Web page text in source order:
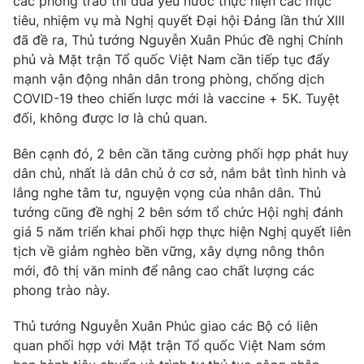
® Cấm sao chép dưới mọi hình thức nếu không có sự chấp
thuận bằng văn bản. Ghi rõ nguồn VTV.vn khi phát hành lại
thông tin từ website này.
tiêu, nhiệm vụ mà Nghị quyết Đại hội Đảng lần thứ XIII
đã đề ra, Thủ tướng Nguyễn Xuân Phúc đề nghị Chính
phủ và Mặt trận Tổ quốc Việt Nam cần tiếp tục đẩy
mạnh vận động nhân dân trong phòng, chống dịch
COVID-19 theo chiến lược mới là vaccine + 5K. Tuyệt
đối, không được lơ là chủ quan.
Bên cạnh đó, 2 bên cần tăng cường phối hợp phát huy
dân chủ, nhất là dân chủ ở cơ sở, nắm bắt tình hình và
lắng nghe tâm tư, nguyện vọng của nhân dân. Thủ
tướng cũng đề nghị 2 bên sớm tổ chức Hội nghị đánh
giá 5 năm triển khai phối hợp thực hiện Nghị quyết liên
tịch về giảm nghèo bền vững, xây dựng nông thôn
mới, đô thị văn minh để nâng cao chất lượng các
phong trào này.
Thủ tướng Nguyễn Xuân Phúc giao các Bộ có liên
quan phối hợp với Mặt trận Tổ quốc Việt Nam sớm